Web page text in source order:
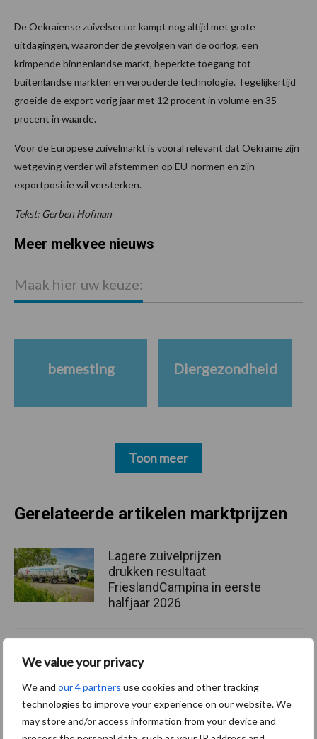
We value your privacy
We and our 4 partners use cookies and other tracking
technologies to improve your experience on our website. We
may store and/or access information from your device and
De Oekraïense zuivelsector kampt nog altijd met grote
uitdagingen, waaronder de gevolgen van de oorlog, een
krimpende binnenlandse markt, beperkte toegang tot
buitenlandse markten en verouderde technologie. Tegelijkertijd
groeide de export vorig jaar met 12 procent in volume en 35
procent in waarde.
Voor de Europese zuivelmarkt is vooral relevant dat Oekraïne zijn
wetgeving verder wil afstemmen op EU-normen en zijn
exportpositie wil versterken.
Tekst: Gerben Hofman
Meer melkvee nieuws
Maak hier uw keuze:
bemesting Diergezondheid
Toon meer
Gerelateerde artikelen marktprijzen
Lagere zuivelprijzen
drukken resultaat
FrieslandCampina in eerste
halfjaar 2026
product, maar verhaal
erachter wordt steeds